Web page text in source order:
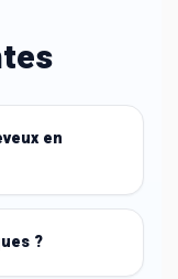
en
?